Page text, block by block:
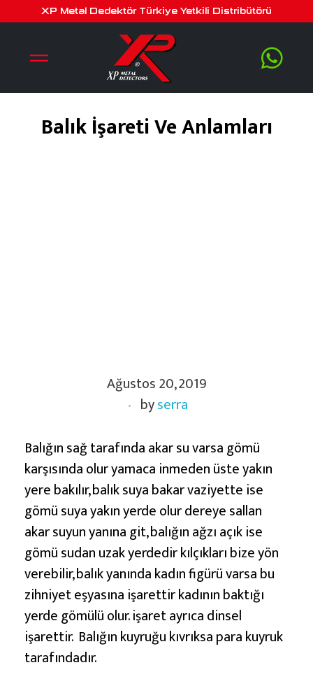
XP Metal Dedektör Türkiye Yetkili Distribütörü
Balık İşareti Ve Anlamları
k
İ
ş
a
r
e
t
i
V
e
A
Ağustos 20, 2019
byserra
Balığın sağ tarafında akar su varsa gömü
karşısında olur yamaca inmeden üste yakın
yere bakılır, balık suya bakar vaziyette ise
gömü suya yakın yerde olur dereye sallan
akar suyun yanına git, balığın ağzı açık ise
gömü sudan uzak yerdedir kılçıkları bize yön
verebilir, balık yanında kadın figürü varsa bu
zihniyet eşyasına işarettir kadının baktığı
yerde gömülü olur. işaret ayrıca dinsel
işarettir. Balığın kuyruğu kıvrıksa para kuyruk
tarafındadır.